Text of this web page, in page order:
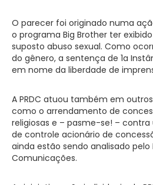
O parecer foi originado numa
o programa Big Brother ter
suposto abuso sexual. Como
do gênero, a sentença de 1a
em nome da liberdade de
A PRDC atuou também em
como o arrendamento de
religiosas e – pasme-se! –
de controle acionário de
ainda estão sendo analisado pelo
Comunicações.